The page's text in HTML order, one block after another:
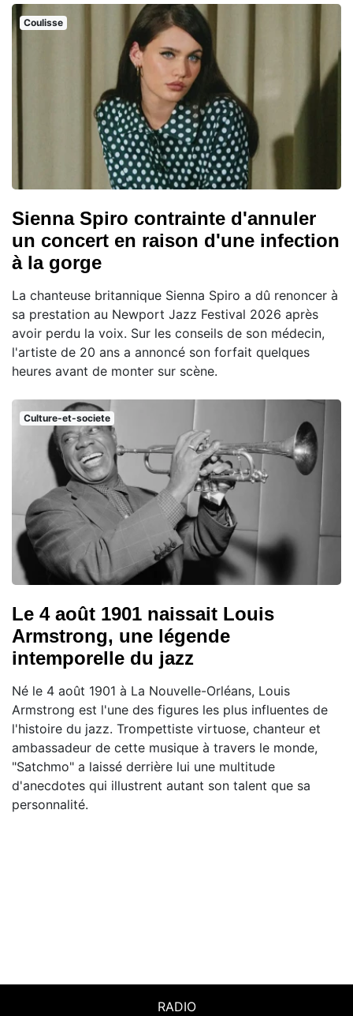
Coulisse
Sienna Spiro contrainte d'annuler
un concert en raison d'une infection
à la gorge
La chanteuse britannique Sienna Spiro a dû renoncer à
sa prestation au Newport Jazz Festival 2026 après
avoir perdu la voix. Sur les conseils de son médecin,
l'artiste de 20 ans a annoncé son forfait quelques
heures avant de monter sur scène.
Culture-et-societe
Le 4 août 1901 naissait Louis
Armstrong, une légende
intemporelle du jazz
Né le 4 août 1901 à La Nouvelle-Orléans, Louis
Armstrong est l'une des figures les plus influentes de
l'histoire du jazz. Trompettiste virtuose, chanteur et
ambassadeur de cette musique à travers le monde,
"Satchmo" a laissé derrière lui une multitude
d'anecdotes qui illustrent autant son talent que sa
personnalité.
RADIO